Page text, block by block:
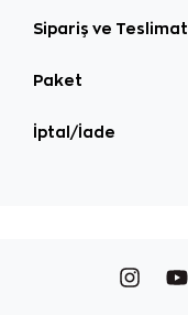
Sipariş ve Teslimat
Paket
İptal/İade